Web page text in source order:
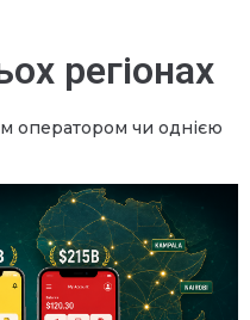
регіонах
оператором чи однією